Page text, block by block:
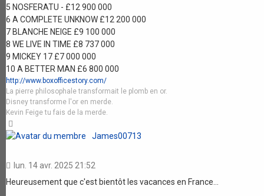
5 NOSFERATU - £12 900 000
6 A COMPLETE UNKNOW £12 200 000
7 BLANCHE NEIGE £9 100 000
8 WE LIVE IN TIME £8 737 000
9 MICKEY 17 £7 000 000
10 A BETTER MAN £6 800 000
http://www.boxofficestory.com/
La pierre philosophale transformait le plomb en or.
Disney transforme l'or en merde.
Kevin Feige tu fais de la merde.
James00713
lun. 14 avr. 2025 21:52
Heureusement que c'est bientôt les vacances en France...